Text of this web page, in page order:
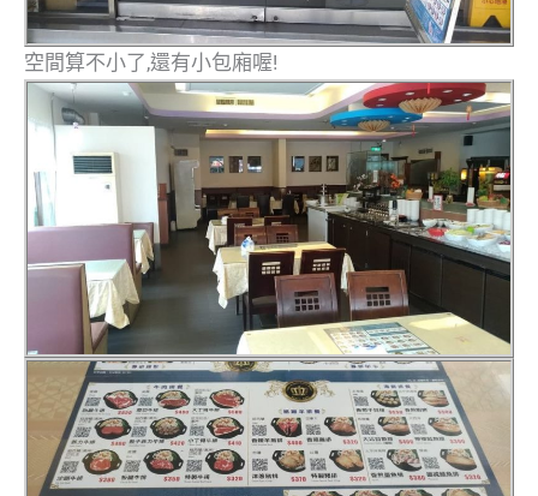
空間算不小了,還有小包廂喔!